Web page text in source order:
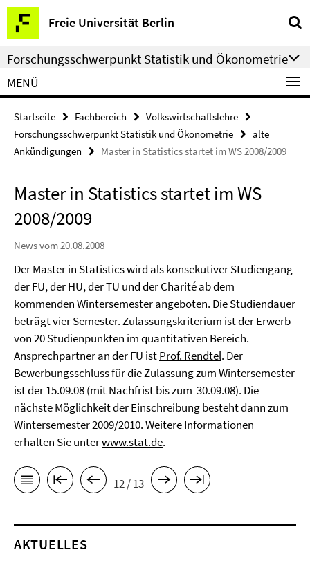
Springe
direkt
zu
Inhalt
Freie Universität Berlin
Service-
Navigation
Forschungsschwerpunkt Statistik und Ökonometrie
MENÜ
Startseite Fachbereich
Volkswirtschaftslehre
Forschungsschwerpunkt Statistik und Ökonometrie
alte
Ankündigungen
Master in Statistics startet im WS 2008/2009
Master in Statistics startet im WS
2008/2009
News vom 20.08.2008
Der Master in Statistics wird als konsekutiver Studiengang
der FU, der HU, der TU und der Charité ab dem
kommenden Wintersemester angeboten. Die Studiendauer
beträgt vier Semester. Zulassungskriterium ist der Erwerb
von 20 Studienpunkten im quantitativen Bereich.
Ansprechpartner an der FU istProf. Rendtel. Der
Bewerbungsschluss für die Zulassung zum Wintersemester
ist der 15.09.08 (mit Nachfrist bis zum 30.09.08). Die
nächste Möglichkeit der Einschreibung besteht dann zum
Wintersemester 2009/2010. Weitere Informationen
erhalten Sie unterwww.stat.de.
12 / 13
AKTUELLES